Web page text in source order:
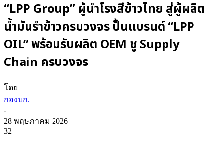
“LPP Group” ผู้นำโรงสีข้าวไทย สู่ผู้ผลิต
น้ำมันรำข้าวครบวงจร ปั้นแบรนด์ “LPP
OIL” พร้อมรับผลิต OEM ชู Supply
Chain ครบวงจร
โดย
กองบก.
-
28 พฤษภาคม 2026
32